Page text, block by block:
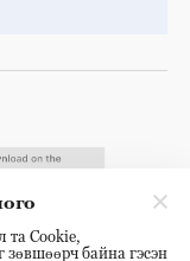
та Cookie,
байна гэсэн